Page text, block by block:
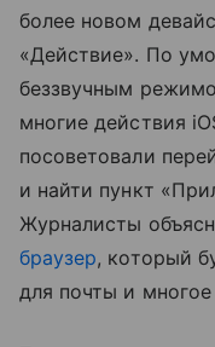
более новом
«Действие». По
беззвучным
многие действия
посоветовали
и найти пункт
Журналисты
браузер, который
для почты и многое